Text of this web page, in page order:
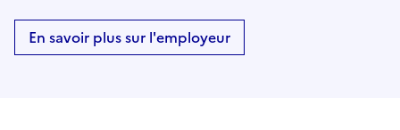
En savoir plus sur l'employeur